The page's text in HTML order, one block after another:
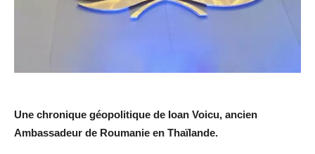
Une chronique géopolitique de Ioan Voicu, ancien
Ambassadeur de Roumanie en Thaïlande.